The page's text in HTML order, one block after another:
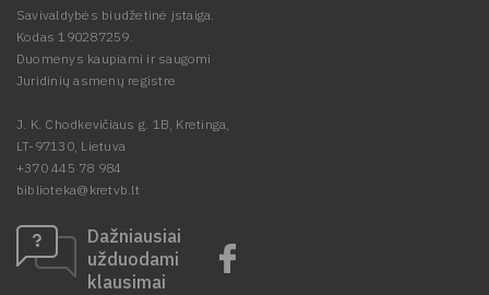
Savivaldybės biudžetinė įstaiga.
Kodas 190287259.
Duomenys kaupiami ir saugomi
Juridinių asmenų registre
J. K. Chodkevičiaus g. 1B, Kretinga,
LT-97130, Lietuva
+370 445 78 984
biblioteka@kretvb.lt
Dažniausiai
užduodami
klausimai